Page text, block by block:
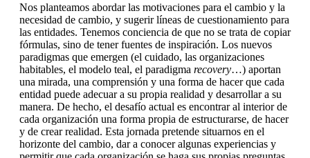
Nos planteamos abordar las motivaciones para el cambio y la
necesidad de cambio, y sugerir líneas de cuestionamiento para
las entidades. Tenemos conciencia de que no se trata de copiar
fórmulas, sino de tener fuentes de inspiración. Los nuevos
paradigmas que emergen (el cuidado, las organizaciones
habitables, el modelo teal, el paradigma recovery…) aportan
una mirada, una comprensión y una forma de hacer que cada
entidad puede adecuar a su propia realidad y desarrollar a su
manera. De hecho, el desafío actual es encontrar al interior de
cada organización una forma propia de estructurarse, de hacer
y de crear realidad. Esta jornada pretende situarnos en el
horizonte del cambio, dar a conocer algunas experiencias y